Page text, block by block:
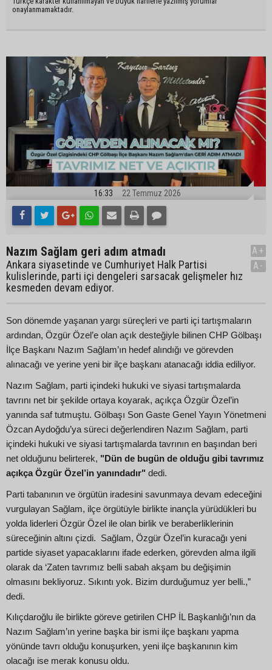
onaylanmamaktadır.
16:33 22 Temmuz 2026
Nazım Sağlam geri adım atmadı
Ankara siyasetinde ve Cumhuriyet Halk Partisi
kulislerinde, parti içi dengeleri sarsacak gelişmeler hız
kesmeden devam ediyor.
A+
A-
Son dönemde yaşanan yargı süreçleri ve parti içi tartışmaların
ardından, Özgür Özel’e olan açık desteğiyle bilinen CHP Gölbaşı
İlçe Başkanı Nazım Sağlam’ın hedef alındığı ve görevden
alınacağı ve yerine yeni bir ilçe başkanı atanacağı iddia ediliyor.
Nazım Sağlam, parti içindeki hukuki ve siyasi tartışmalarda
tavrını net bir şekilde ortaya koyarak, açıkça Özgür Özel’in
yanında saf tutmuştu. Gölbaşı Son Gaste Genel Yayın Yönetmeni
Özcan Aydoğdu’ya süreci değerlendiren Nazım Sağlam, parti
içindeki hukuki ve siyasi tartışmalarda tavrının en başından beri
net olduğunu belirterek, "Dün de bugün de olduğu gibi tavrımız
açıkça Özgür Özel’in yanındadır" dedi.
Parti tabanının ve örgütün iradesini savunmaya devam edeceğini
vurgulayan Sağlam, ilçe örgütüyle birlikte inançla yürüdükleri bu
yolda liderleri Özgür Özel ile olan birlik ve beraberliklerinin
süreceğinin altını çizdi. Sağlam, Özgür Özel’in kuracağı yeni
partide siyaset yapacaklarını ifade ederken, görevden alma ilgili
olarak da ‘Zaten tavrımız belli sabah akşam bu değişimin
olmasını bekliyoruz. Sıkıntı yok. Bizim durduğumuz yer belli.,”
dedi.
Kılıçdaroğlu ile birlikte göreve getirilen CHP İL Başkanlığı’nın da
Nazım Sağlam’ın yerine başka bir ismi ilçe başkanı yapma
yönünde tavrı olduğu konuşurken, yeni ilçe başkanının kim
olacağı ise merak konusu oldu.